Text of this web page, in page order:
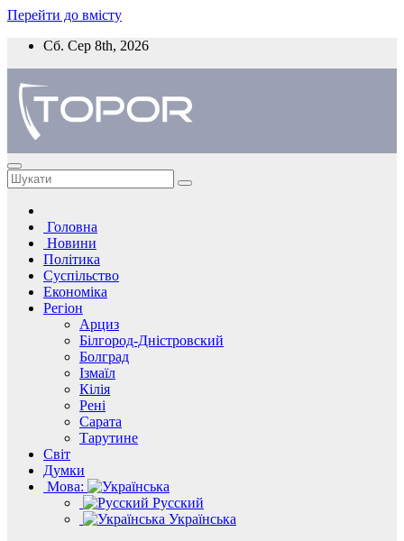
Перейти до вмісту
Сб. Сер 8th, 2026
Головна
Новини
Політика
Суспільство
Економіка
Регіон
Арциз
Білгород-Дністровский
Болград
Ізмаїл
Кілія
Рені
Сарата
Тарутине
Світ
Думки
Мова:
Русский
Українська